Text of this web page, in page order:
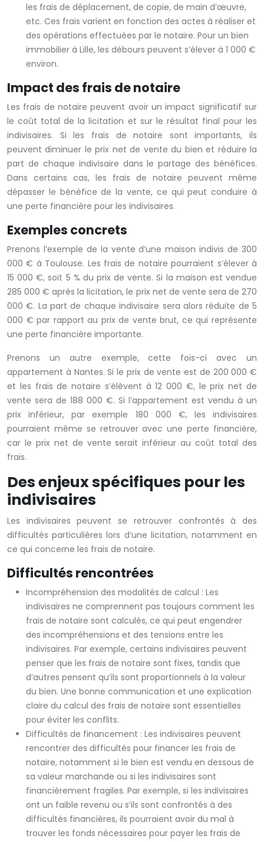
les frais de déplacement, de copie, de main d’œuvre,
etc. Ces frais varient en fonction des actes à réaliser et
des opérations effectuées par le notaire. Pour un bien
immobilier à Lille, les débours peuvent s’élever à 1 000 €
environ.
Impact des frais de notaire
Les frais de notaire peuvent avoir un impact significatif sur
le coût total de la licitation et sur le résultat final pour les
indivisaires. Si les frais de notaire sont importants, ils
peuvent diminuer le prix net de vente du bien et réduire la
part de chaque indivisaire dans le partage des bénéfices.
Dans certains cas, les frais de notaire peuvent même
dépasser le bénéfice de la vente, ce qui peut conduire à
une perte financière pour les indivisaires.
Exemples concrets
Prenons l’exemple de la vente d’une maison indivis de 300
000 € à Toulouse. Les frais de notaire pourraient s’élever à
15 000 €, soit 5 % du prix de vente. Si la maison est vendue
285 000 € après la licitation, le prix net de vente sera de 270
000 €. La part de chaque indivisaire sera alors réduite de 5
000 € par rapport au prix de vente brut, ce qui représente
une perte financière importante.
Prenons un autre exemple, cette fois-ci avec un
appartement à Nantes. Si le prix de vente est de 200 000 €
et les frais de notaire s’élèvent à 12 000 €, le prix net de
vente sera de 188 000 €. Si l’appartement est vendu à un
prix inférieur, par exemple 180 000 €, les indivisaires
pourraient même se retrouver avec une perte financière,
car le prix net de vente serait inférieur au coût total des
frais.
Des enjeux spécifiques pour les
indivisaires
Les indivisaires peuvent se retrouver confrontés à des
difficultés particulières lors d’une licitation, notamment en
ce qui concerne les frais de notaire.
Difficultés rencontrées
Incompréhension des modalités de calcul : Les
indivisaires ne comprennent pas toujours comment les
frais de notaire sont calculés, ce qui peut engendrer
des incompréhensions et des tensions entre les
indivisaires. Par exemple, certains indivisaires peuvent
penser que les frais de notaire sont fixes, tandis que
d’autres pensent qu’ils sont proportionnels à la valeur
du bien. Une bonne communication et une explication
claire du calcul des frais de notaire sont essentielles
pour éviter les conflits.
Difficultés de financement : Les indivisaires peuvent
rencontrer des difficultés pour financer les frais de
notaire, notamment si le bien est vendu en dessous de
sa valeur marchande ou si les indivisaires sont
financièrement fragiles. Par exemple, si les indivisaires
ont un faible revenu ou s’ils sont confrontés à des
difficultés financières, ils pourraient avoir du mal à
trouver les fonds nécessaires pour payer les frais de